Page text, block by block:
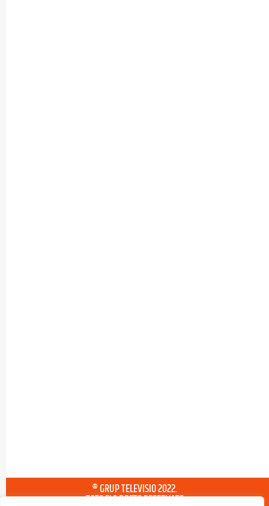
® GRUP TELEVISIO 2022.
TOTS ELS DRETS RESERVATS